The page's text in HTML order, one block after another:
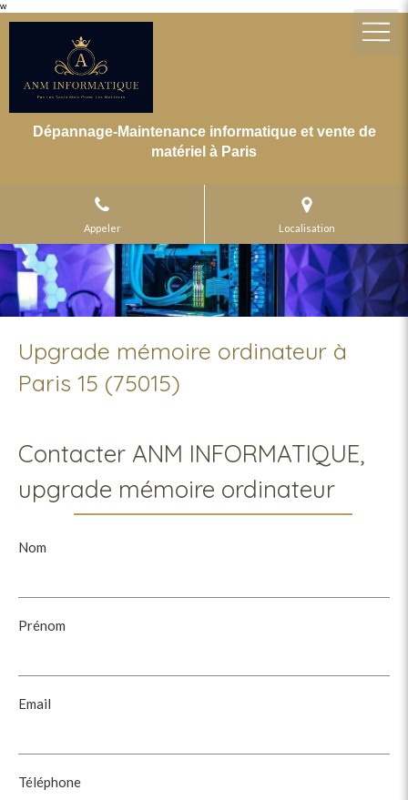
w
Dépannage-Maintenance informatique et vente de
matériel à Paris
Appeler Localisation
Upgrade mémoire ordinateur à
Paris 15 (75015)
Contacter ANM INFORMATIQUE,
upgrade mémoire ordinateur
Nom
Prénom
Email
Téléphone